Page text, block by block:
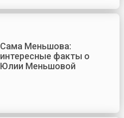
Сама Меньшова:
интересные факты о
Юлии Меньшовой